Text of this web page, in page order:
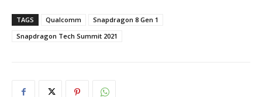
TAGS Qualcomm
Snapdragon 8 Gen 1
Snapdragon Tech Summit 2021